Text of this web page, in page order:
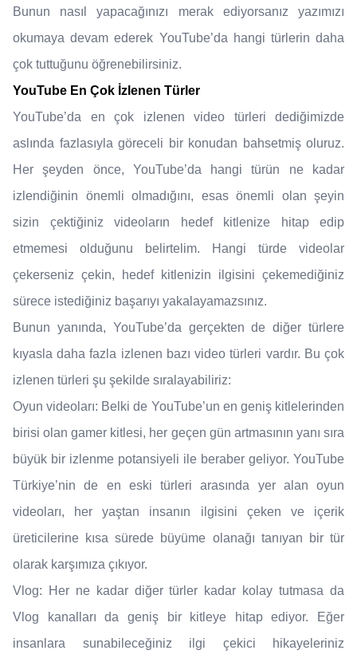
Bunun nasıl yapacağınızı merak ediyorsanız yazımızı
okumaya devam ederek YouTube’da hangi türlerin daha
çok tuttuğunu öğrenebilirsiniz.
YouTube En Çok İzlenen Türler
YouTube’da en çok izlenen video türleri dediğimizde
aslında fazlasıyla göreceli bir konudan bahsetmiş oluruz.
Her şeyden önce, YouTube’da hangi türün ne kadar
izlendiğinin önemli olmadığını, esas önemli olan şeyin
sizin çektiğiniz videoların hedef kitlenize hitap edip
etmemesi olduğunu belirtelim. Hangi türde videolar
çekerseniz çekin, hedef kitlenizin ilgisini çekemediğiniz
sürece istediğiniz başarıyı yakalayamazsınız.
Bunun yanında, YouTube’da gerçekten de diğer türlere
kıyasla daha fazla izlenen bazı video türleri vardır. Bu çok
izlenen türleri şu şekilde sıralayabiliriz:
Oyun videoları: Belki de YouTube’un en geniş kitlelerinden
birisi olan gamer kitlesi, her geçen gün artmasının yanı sıra
büyük bir izlenme potansiyeli ile beraber geliyor. YouTube
Türkiye’nin de en eski türleri arasında yer alan oyun
videoları, her yaştan insanın ilgisini çeken ve içerik
üreticilerine kısa sürede büyüme olanağı tanıyan bir tür
olarak karşımıza çıkıyor.
Vlog: Her ne kadar diğer türler kadar kolay tutmasa da
Vlog kanalları da geniş bir kitleye hitap ediyor. Eğer
insanlara sunabileceğiniz ilgi çekici hikayeleriniz